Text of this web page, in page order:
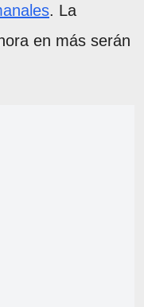
. La
en más serán